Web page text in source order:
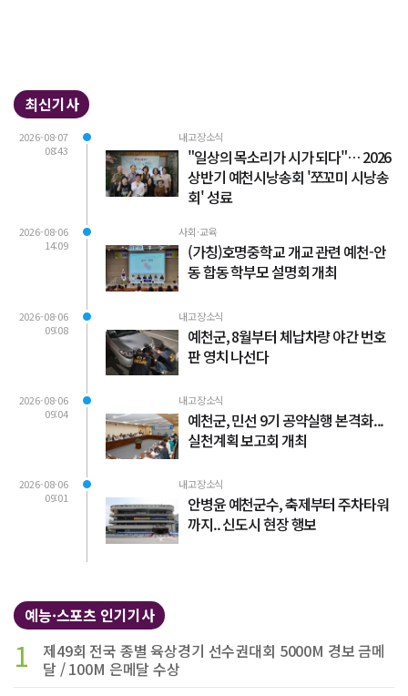
최신기사
2026-08-07
08:43
내고장소식
"일상의 목소리가 시가 되다"… 2026
상반기 예천시낭송회 '쪼꼬미 시낭송
회' 성료
2026-08-06
14:09
사회·교육
(가칭)호명중학교 개교 관련 예천-안
동 합동 학부모 설명회 개최
2026-08-06
09:08
내고장소식
예천군, 8월부터 체납차량 야간 번호
판 영치 나선다
2026-08-06
09:04
내고장소식
예천군, 민선 9기 공약실행 본격화...
실천계획 보고회 개최
2026-08-06
09:01
내고장소식
안병윤 예천군수, 축제부터 주차타워
까지.. 신도시 현장 행보
예능·스포츠 인기기사
1
제49회 전국 종별 육상경기 선수권대회 5000M 경보 금메
달 / 100M 은메달 수상